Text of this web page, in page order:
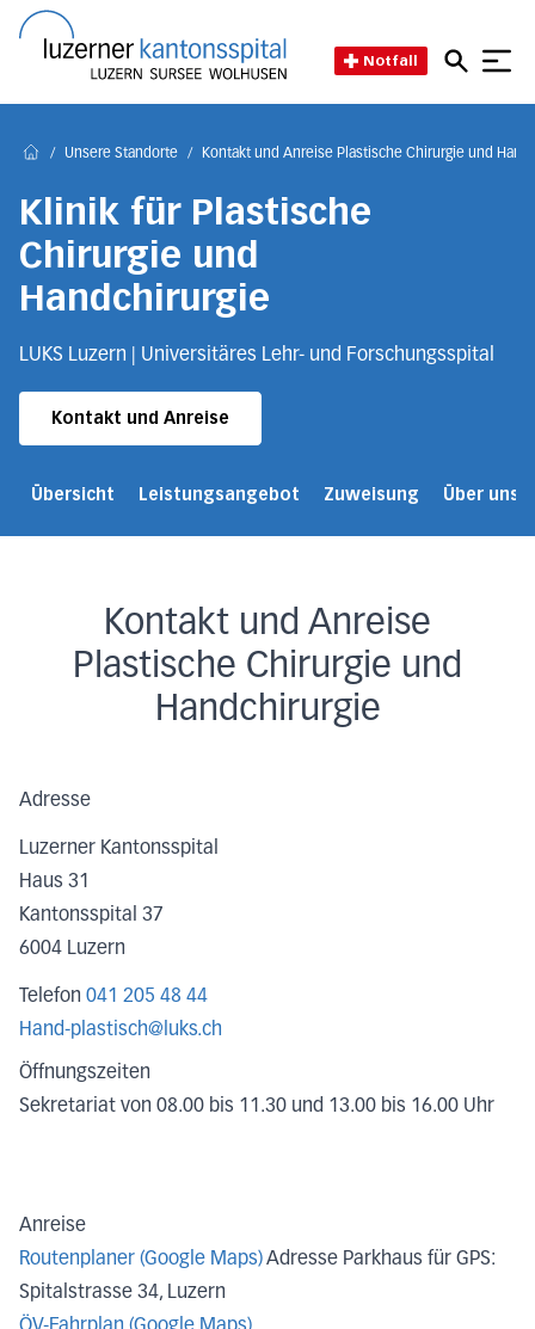
Notfall
/ Unsere Standorte / Kontakt und Anreise Plastische Chirurgie und
Klinik für Plastische
Chirurgie und
Handchirurgie
LUKS Luzern | Universitäres Lehr- und Forschungsspital
Kontakt und Anreise
Übersicht Leistungsangebot Zuweisung Über uns
Kontakt und Anreise
Plastische Chirurgie und
Handchirurgie
Adresse
Luzerner Kantonsspital
Haus 31
Kantonsspital 37
6004 Luzern
Telefon 041 205 48 44
Hand-plastisch@luks.ch
Öffnungszeiten
Sekretariat von 08.00 bis 11.30 und 13.00 bis 16.00 Uhr
Anreise
Routenplaner (Google Maps)Adresse Parkhaus für GPS:
Spitalstrasse 34, Luzern